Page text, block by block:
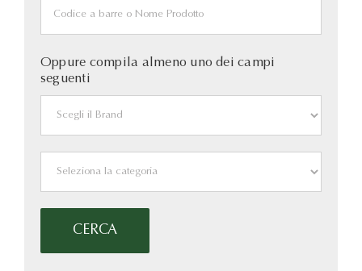
Oppure compila almeno uno dei campi
seguenti